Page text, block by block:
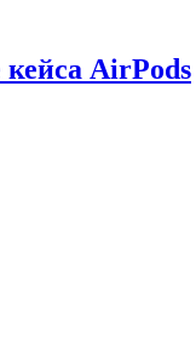
AirPods